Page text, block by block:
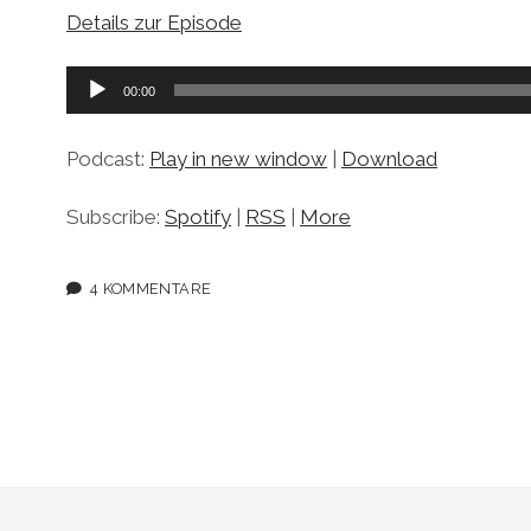
Details zur Episode
Audio-
Player
00:00
Podcast: Play in new window | Download
Subscribe: Spotify RSS More
4 KOMMENTARE